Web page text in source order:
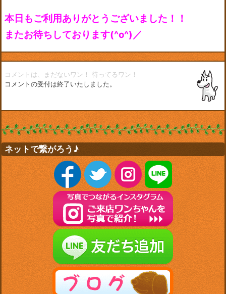
本日もご利用ありがとうございました！！
またお待ちしております(^o^)／
コメントは、まだないワン！待ってるワン！
コメントの受付は終了いたしました。
ネットで繋がろう♪